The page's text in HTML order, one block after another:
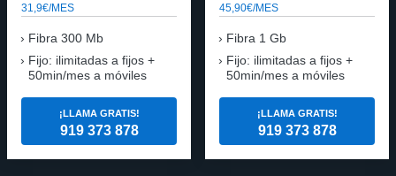
31,9€/MES
Fibra 300 Mb
Fijo: ilimitadas a fijos +
50min/mes a móviles
¡LLAMA GRATIS!
919 373 878
45,90€/MES
Fibra 1 Gb
Fijo: ilimitadas a fijos +
50min/mes a móviles
¡LLAMA GRATIS!
919 373 878